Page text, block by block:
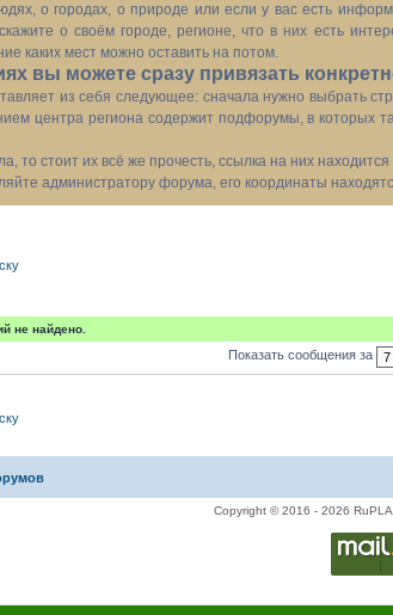
о городах, о природе или если у вас есть
о своём городе, регионе, что в них есть
каких мест можно оставить на потом.
вы можете сразу привязать
из себя следующее: сначала нужно выбрать
центра региона содержит подфорумы, в которых
то стоит их всё же прочесть, ссылка на них
администратору форума, его координаты
не найдено.
Показать сообщения за
Copyright © 2016 - 2026